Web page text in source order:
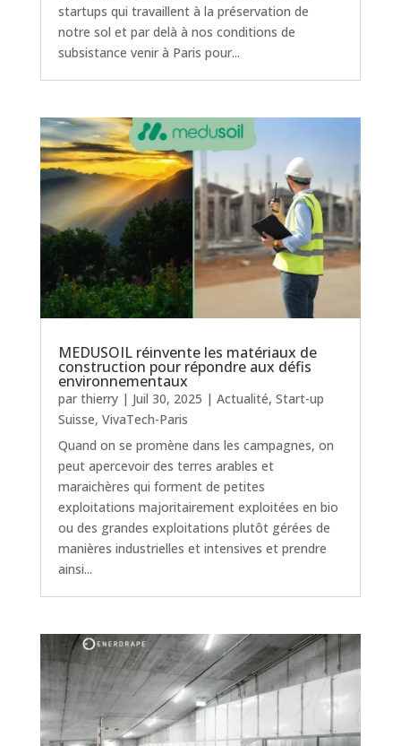
startups qui travaillent à la préservation de
notre sol et par delà à nos conditions de
subsistance venir à Paris pour...
MEDUSOIL réinvente les matériaux de
construction pour répondre aux défis
environnementaux
par thierry| Juil 30, 2025 | Actualité, Start-up
Suisse, VivaTech-Paris
Quand on se promène dans les campagnes, on
peut apercevoir des terres arables et
maraichères qui forment de petites
exploitations majoritairement exploitées en bio
ou des grandes exploitations plutôt gérées de
manières industrielles et intensives et prendre
ainsi...